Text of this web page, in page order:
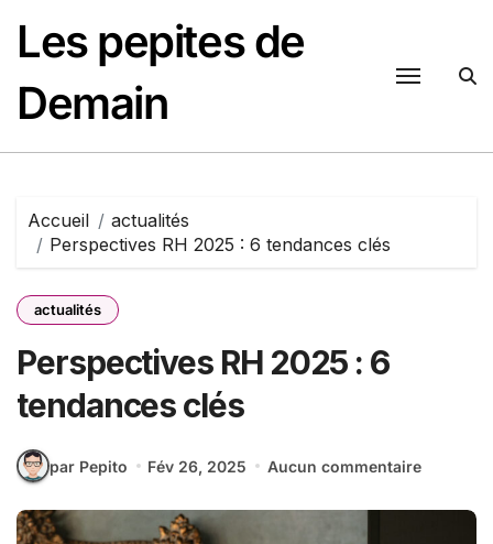
contenu
Les pepites de
Demain
Accueil
actualités
Perspectives RH 2025 : 6 tendances clés
actualités
Perspectives RH 2025 : 6
tendances clés
par Pepito Fév 26, 2025 Aucun commentaire